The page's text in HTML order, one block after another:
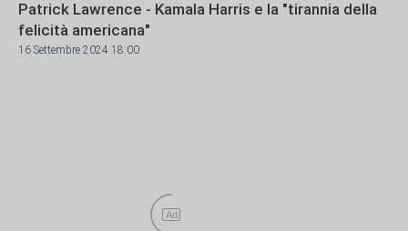
Patrick Lawrence - Kamala Harris e la "tirannia della
felicità americana"
16 Settembre 2024 18:00
Ad